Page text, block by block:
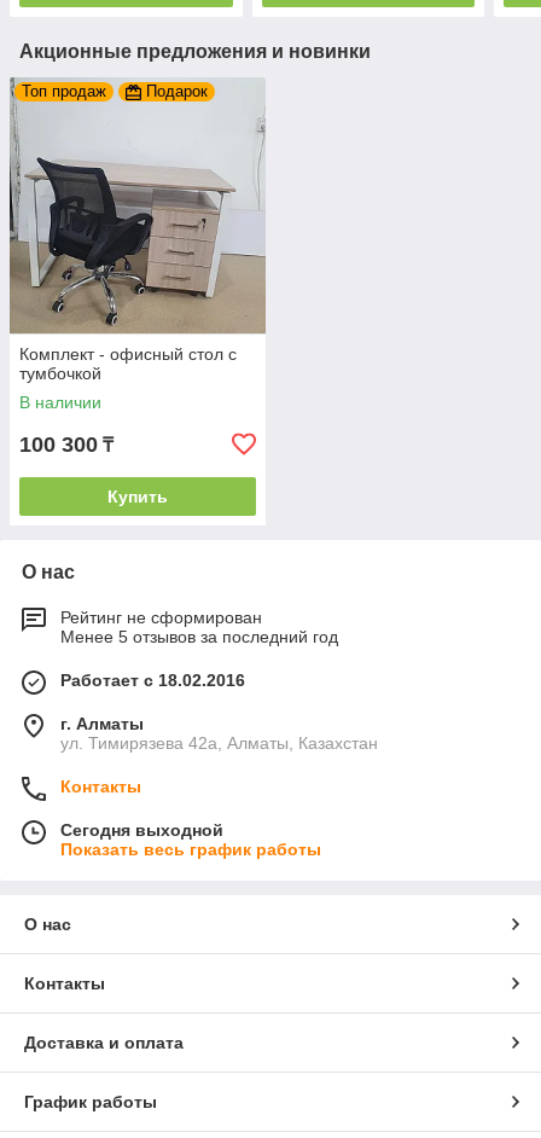
Акционные предложения и новинки
Топ продаж Подарок
Комплект - офисный стол с
тумбочкой
В наличии
100 300 ₸
Купить
О нас
Рейтинг не сформирован
Менее 5 отзывов за последний год
Работает с 18.02.2016
г. Алматы
ул. Тимирязева 42а, Алматы, Казахстан
Контакты
Сегодня выходной
Показать весь график работы
О нас
Контакты
Доставка и оплата
График работы